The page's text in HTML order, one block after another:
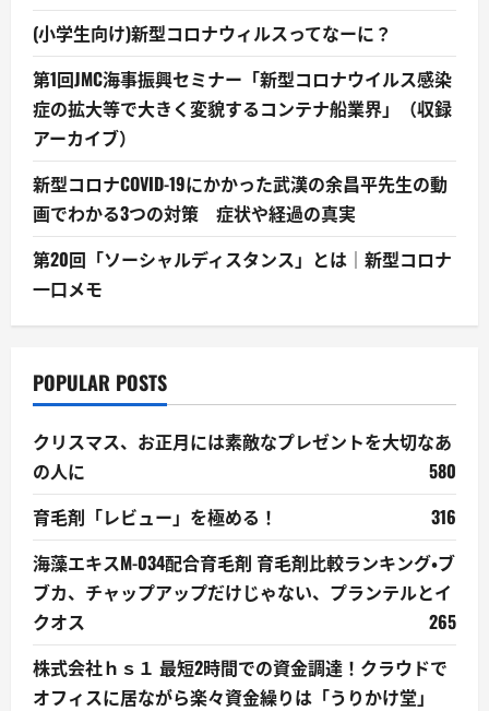
(小学生向け)新型コロナウィルスってなーに？
第1回JMC海事振興セミナー「新型コロナウイルス感染
症の拡大等で大きく変貌するコンテナ船業界」（収録
アーカイブ）
新型コロナCOVID-19にかかった武漢の余昌平先生の動
画でわかる3つの対策 症状や経過の真実
第20回「ソーシャルディスタンス」とは｜新型コロナ
一口メモ
POPULAR POSTS
クリスマス、お正月には素敵なプレゼントを大切なあ
の人に
580
育毛剤「レビュー」を極める！
316
海藻エキスM-034配合育毛剤 育毛剤比較ランキング・ブ
ブカ、チャップアップだけじゃない、プランテルとイ
クオス
265
株式会社ｈｓ１ 最短2時間での資金調達！クラウドで
オフィスに居ながら楽々資金繰りは「うりかけ堂」